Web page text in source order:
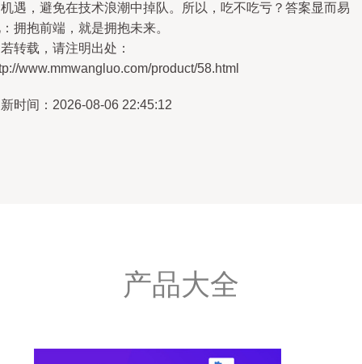
遇，避免在技术浪潮中掉队。所以，吃不吃亏？答案显而易
拥抱前端，就是拥抱未来。
转载，请注明出处：
www.mmwangluo.com/product/58.html
时间：2026-08-06 22:45:12
产品大全